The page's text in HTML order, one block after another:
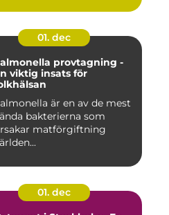
01. dec
provtagning -
viktig insats för
är en av de mest
bakterierna som
matförgiftning
01. dec